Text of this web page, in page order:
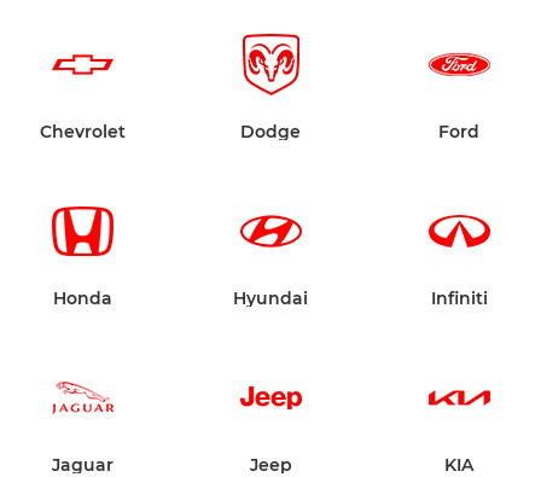
Chevrolet Dodge Ford
Honda Hyundai Infiniti
Jaguar Jeep KIA